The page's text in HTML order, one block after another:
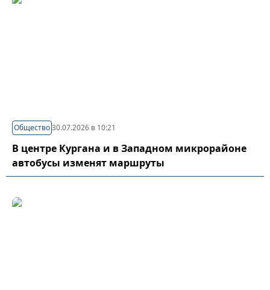
Общество30.07.2026 в 10:21
В центре Кургана и в Западном микрорайоне
автобусы изменят маршруты